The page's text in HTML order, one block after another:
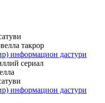
такрор
информацион дастури
сериал
информацион дастури